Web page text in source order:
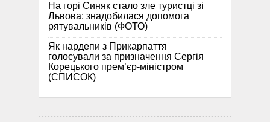
На горі Синяк стало зле туристці зі
Львова: знадобилася допомога
рятувальників (ФОТО)
Як нардепи з Прикарпаття
голосували за призначення Сергія
Корецького прем’єр-міністром
(СПИСОК)